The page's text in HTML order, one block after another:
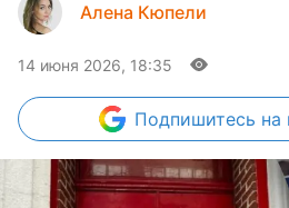
Алена Кюпели
14 июня 2026, 18:35
Подпишитесь на